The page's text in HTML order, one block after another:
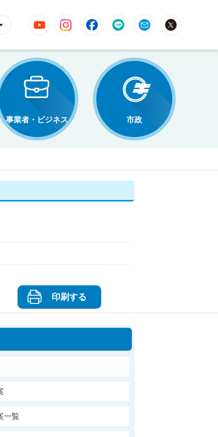
YouTube InstagramFacebookLINE Mail
事業者・ビジネス 市政
印刷する
一覧